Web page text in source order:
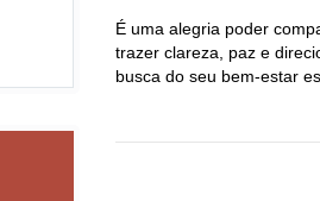
É uma alegria poder
trazer clareza, paz e
busca do seu bem-estar